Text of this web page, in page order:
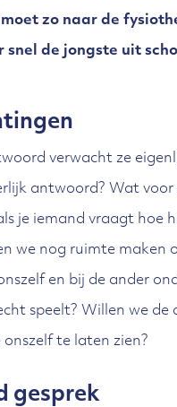
zo naar de
snel de jongste uit
verwacht ze
antwoord? Wat
je iemand vraagt hoe
we nog ruimte maken
en bij de ander
speelt? Willen we de
onszelf te laten zien?
gesprek